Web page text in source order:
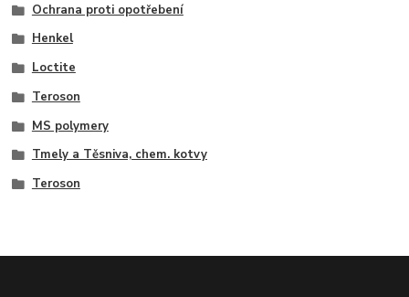
Ochrana proti opotřebení
Henkel
Loctite
Teroson
MS polymery
Tmely a Těsniva, chem. kotvy
Teroson